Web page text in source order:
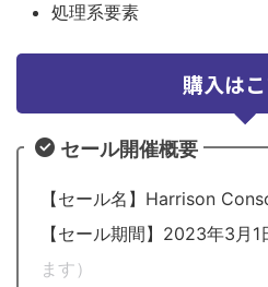
処理系要素
購入は
セール開催概要
【セール名】Harrison
【セール期間】2023年3月1
ます）